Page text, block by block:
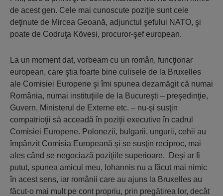
de acest gen. Cele mai cunoscute poziţie sunt cele
deţinute de Mircea Geoană, adjunctul şefului NATO, şi
poate de Codruţa Kövesi, procuror-şef european.
La un moment dat, vorbeam cu un român, funcţionar
european, care ştia foarte bine culisele de la Bruxelles
ale Comisiei Europene şi îmi spunea dezamăgit că numai
România, numai instituţiile de la Bucureşti – preşedinţie,
Guvern, Ministerul de Externe etc. – nu-şi susţin
compatrioţii să acceadă în poziţii executive în cadrul
Comisiei Europene. Polonezii, bulgarii, ungurii, cehii au
împânzit Comisia Europeană şi se susţin reciproc, mai
ales când se negociază poziţiile superioare. Deşi ar fi
putut, spunea amicul meu, Iohannis nu a făcut mai nimic
în acest sens, iar românii care au ajuns la Bruxelles au
făcut-o mai mult pe cont propriu, prin pregătirea lor, decât